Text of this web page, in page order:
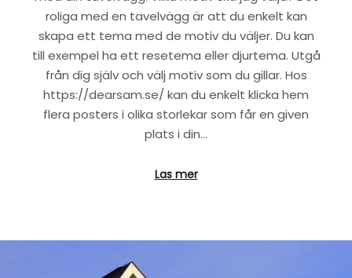
roliga med en tavelvägg är att du enkelt kan
skapa ett tema med de motiv du väljer. Du kan
till exempel ha ett resetema eller djurtema. Utgå
från dig själv och välj motiv som du gillar. Hos
https://dearsam.se/ kan du enkelt klicka hem
flera posters i olika storlekar som får en given
plats i din…